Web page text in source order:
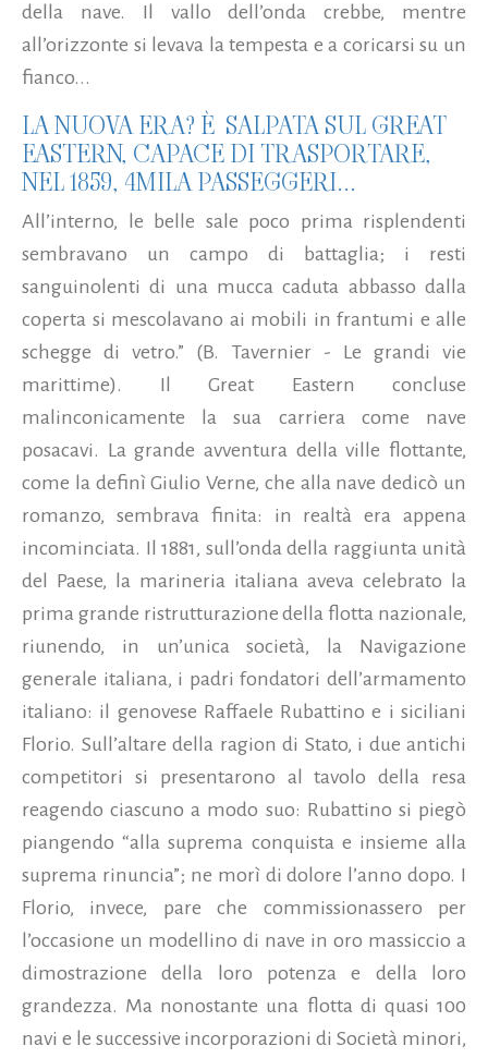
della nave. Il vallo dell’onda crebbe, mentre
all’orizzonte si levava la tempesta e a coricarsi su un
fianco...
LA NUOVA ERA? È SALPATA SUL GREAT
EASTERN, CAPACE DI TRASPORTARE,
NEL 1859, 4MILA PASSEGGERI...
All’interno, le belle sale poco prima risplendenti
sembravano un campo di battaglia; i resti
sanguinolenti di una mucca caduta abbasso dalla
coperta si mescolavano ai mobili in frantumi e alle
schegge di vetro.” (B. Tavernier - Le grandi vie
marittime). Il Great Eastern concluse
malinconicamente la sua carriera come nave
posacavi. La grande avventura della ville flottante,
come la definì Giulio Verne, che alla nave dedicò un
romanzo, sembrava finita: in realtà era appena
incominciata. Il 1881, sull’onda della raggiunta unità
del Paese, la marineria italiana aveva celebrato la
prima grande ristrutturazione della flotta nazionale,
riunendo, in un’unica società, la Navigazione
generale italiana, i padri fondatori dell’armamento
italiano: il genovese Raffaele Rubattino e i siciliani
Florio. Sull’altare della ragion di Stato, i due antichi
competitori si presentarono al tavolo della resa
reagendo ciascuno a modo suo: Rubattino si piegò
piangendo “alla suprema conquista e insieme alla
suprema rinuncia”; ne morì di dolore l’anno dopo. I
Florio, invece, pare che commissionassero per
l’occasione un modellino di nave in oro massiccio a
dimostrazione della loro potenza e della loro
grandezza. Ma nonostante una flotta di quasi 100
navi e le successive incorporazioni di Società minori,